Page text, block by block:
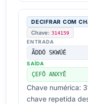
DECIFRAR COM
Chave: 314159
ENTRADA
ÃDDÓ SKWÚÉ
SAÍDA
ÇEFÔ ANXYÊ
Chave numérica:
chave repetida